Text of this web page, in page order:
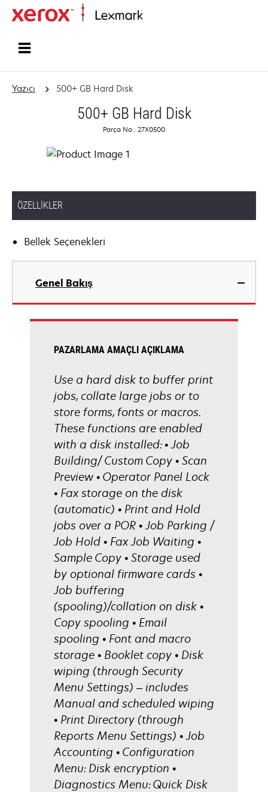
Yazıcı 500+ GB Hard Disk
500+ GB Hard Disk
Parça No.: 27X0500
ÖZELLIKLER
Bellek Seçenekleri
Genel Bakış
PAZARLAMA AMAÇLI AÇIKLAMA
Use a hard disk to buffer print
jobs, collate large jobs or to
store forms, fonts or macros.
These functions are enabled
with a disk installed: • Job
Building/ Custom Copy • Scan
Preview • Operator Panel Lock
• Fax storage on the disk
(automatic) • Print and Hold
jobs over a POR • Job Parking /
Job Hold • Fax Job Waiting •
Sample Copy • Storage used
by optional firmware cards •
Job buffering
(spooling)/collation on disk •
Copy spooling • Email
spooling • Font and macro
storage • Booklet copy • Disk
wiping (through Security
Menu Settings) – includes
Manual and scheduled wiping
• Print Directory (through
Reports Menu Settings) • Job
Accounting • Configuration
Menu: Disk encryption •
Diagnostics Menu: Quick Disk